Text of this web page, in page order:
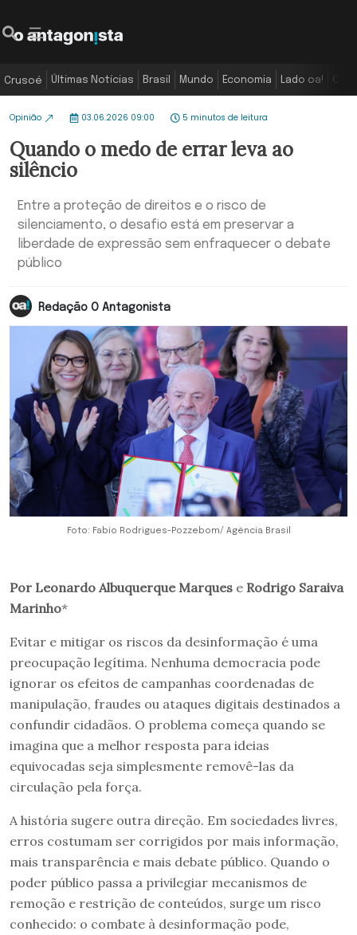
Crusoé Últimas Notícias Brasil Mundo Economia Lado oa!
Opinião 03.06.2026 09:00 5 minutos de leitura
Quando o medo de errar leva ao
silêncio
Entre a proteção de direitos e o risco de
silenciamento, o desafio está em preservar a
liberdade de expressão sem enfraquecer o debate
público
Redação O Antagonista
Foto: Fabio Rodrigues-Pozzebom/ Agência Brasil
Por Leonardo Albuquerque Marques e Rodrigo Saraiva
Marinho*
Evitar e mitigar os riscos da desinformação é uma
preocupação legítima. Nenhuma democracia pode
ignorar os efeitos de campanhas coordenadas de
manipulação, fraudes ou ataques digitais destinados a
confundir cidadãos. O problema começa quando se
imagina que a melhor resposta para ideias
equivocadas seja simplesmente removê-las da
circulação pela força.
A história sugere outra direção. Em sociedades livres,
erros costumam ser corrigidos por mais informação,
mais transparência e mais debate público. Quando o
poder público passa a privilegiar mecanismos de
remoção e restrição de conteúdos, surge um risco
conhecido: o combate à desinformação pode,